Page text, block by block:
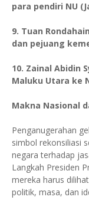
para pendiri NU
9. Tuan
dan pejuang
10. Zainal Abidin
Maluku Utara ke
Makna Nasional
Penganugerahan
simbol rekonsiliasi
negara terhadap
Langkah Presiden
mereka harus
politik, masa, dan